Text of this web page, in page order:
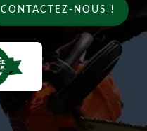
CONTACTEZ-NOUS !